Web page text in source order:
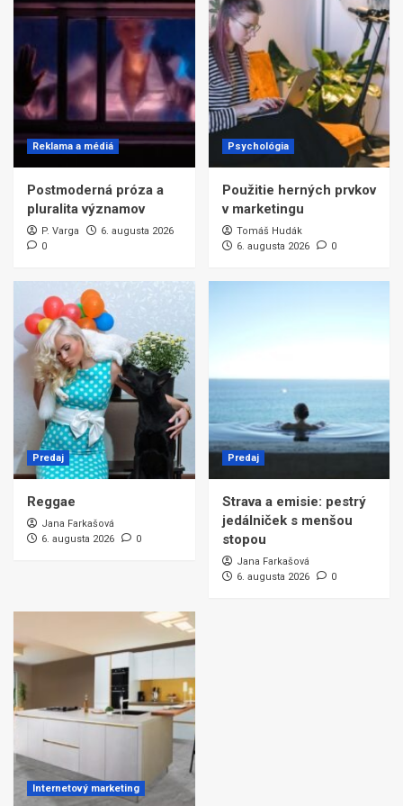
Reklama a médiá
Postmoderná próza a
pluralita významov
P. Varga
6. augusta 2026
0
Psychológia
Použitie herných prvkov
v marketingu
Tomáš Hudák
6. augusta 2026
0
Predaj
Reggae
Jana Farkašová
6. augusta 2026
0
Predaj
Strava a emisie: pestrý
jedálniček s menšou
stopou
Jana Farkašová
6. augusta 2026
0
Internetový marketing